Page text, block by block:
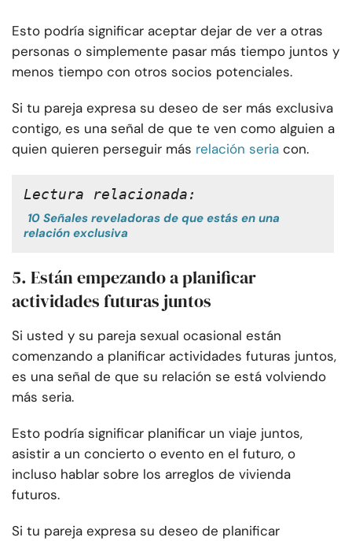
Esto podría significar aceptar dejar de ver a otras
personas o simplemente pasar más tiempo juntos y
menos tiempo con otros socios potenciales.
Si tu pareja expresa su deseo de ser más exclusiva
contigo, es una señal de que te ven como alguien a
quien quieren perseguir más relación seria con.
Lectura relacionada:
10 Señales reveladoras de que estás en una
relación exclusiva
5. Están empezando a planificar
actividades futuras juntos
Si usted y su pareja sexual ocasional están
comenzando a planificar actividades futuras juntos,
es una señal de que su relación se está volviendo
más seria.
Esto podría significar planificar un viaje juntos,
asistir a un concierto o evento en el futuro, o
incluso hablar sobre los arreglos de vivienda
futuros.
Si tu pareja expresa su deseo de planificar